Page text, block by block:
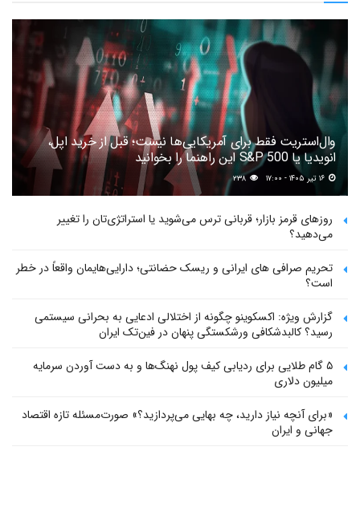
وال‌استریت فقط برای آمریکایی‌ها نیست؛ قبل از خرید اپل،
انویدیا یا S&P 500 این راهنما را بخوانید
۲۳۸
روزهای قرمز بازار؛ قربانی ترس می‌شوید یا استراتژی‌تان را تغییر
می‌دهید؟
تحریم صرافی های ایرانی و ریسک حضانتی؛ دارایی‌هایمان واقعاً در خطر
است؟
گزارش ویژه: اکسکوینو چگونه از اختلالی ادعایی به بحرانی سیستمی
رسید؟ کالبدشکافی ورشکستگی پنهان در فین‌تک ایران
۵ گام طلایی برای ردیابی کیف پول‌ نهنگ‌ها و به دست آوردن سرمایه
میلیون دلاری
«برای آنچه نیاز دارید، چه بهایی می‌پردازید؟» صورت‌مسئله تازه اقتصاد
جهانی و ایران